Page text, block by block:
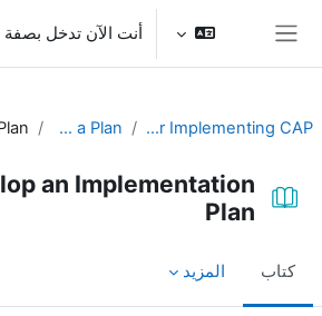
تخطى إلى المحتوى الرئيسي
أنت الآن تدخل
Guidelines for Implementing CAP
Develop a Plan
an Implementation
Plan
كتاب المزيد